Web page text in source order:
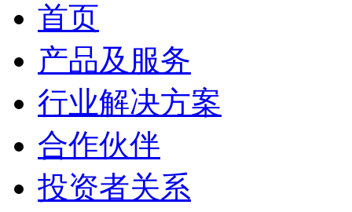
首页
产品及服务
行业解决方案
合作伙伴
投资者关系